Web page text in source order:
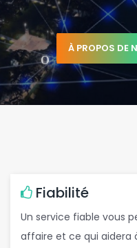
b
À PROPOS DE
Fiabilité
Un service fiable vous
affaire et ce qui aidera